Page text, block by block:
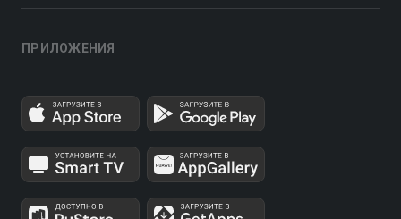
ПРИЛОЖЕНИЯ